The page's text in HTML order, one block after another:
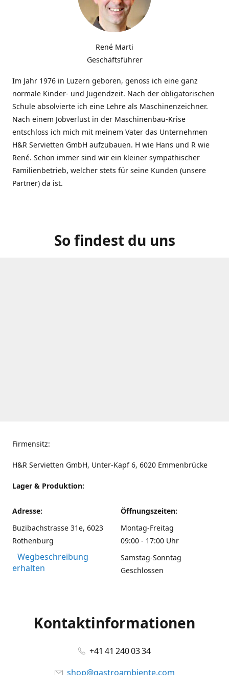
René Marti
Geschäftsführer
Im Jahr 1976 in Luzern geboren, genoss ich eine ganz
normale Kinder- und Jugendzeit. Nach der obligatorischen
Schule absolvierte ich eine Lehre als Maschinenzeichner.
Nach einem Jobverlust in der Maschinenbau-Krise
entschloss ich mich mit meinem Vater das Unternehmen
H&R Servietten GmbH aufzubauen. H wie Hans und R wie
René. Schon immer sind wir ein kleiner sympathischer
Familienbetrieb, welcher stets für seine Kunden (unsere
Partner) da ist.
So findest du uns
Firmensitz:
H&R Servietten GmbH, Unter-Kapf 6, 6020 Emmenbrücke
Lager & Produktion:
Adresse:
Buzibachstrasse 31e, 6023
Rothenburg
Wegbeschreibung
erhalten
Öffnungszeiten:
Montag-Freitag
09:00 - 17:00 Uhr
Samstag-Sonntag
Geschlossen
Kontaktinformationen
+41 41 240 03 34
shop@gastroambiente.com